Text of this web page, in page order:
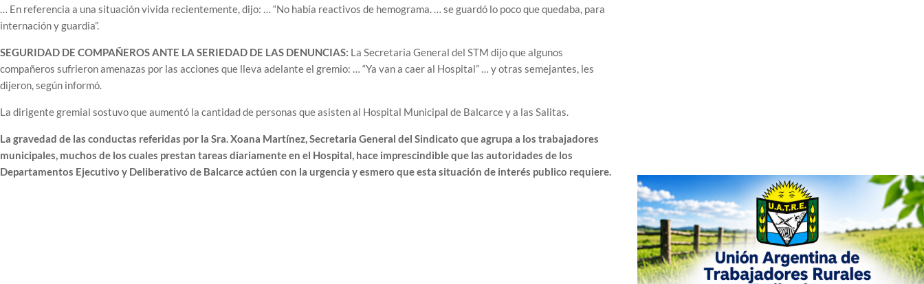
… En referencia a una situación vivida recientemente, dijo: … “No había reactivos de hemograma. … se guardó lo poco que quedaba, para
internación y guardia”.
SEGURIDAD DE COMPAÑEROS ANTE LA SERIEDAD DE LAS DENUNCIAS: La Secretaria General del STM dijo que algunos
compañeros sufrieron amenazas por las acciones que lleva adelante el gremio: … “Ya van a caer al Hospital” … y otras semejantes, les
dijeron, según informó.
La dirigente gremial sostuvo que aumentó la cantidad de personas que asisten al Hospital Municipal de Balcarce y a las Salitas.
La gravedad de las conductas referidas por la Sra. Xoana Martínez, Secretaria General del Sindicato que agrupa a los trabajadores
municipales, muchos de los cuales prestan tareas diariamente en el Hospital, hace imprescindible que las autoridades de los
Departamentos Ejecutivo y Deliberativo de Balcarce actúen con la urgencia y esmero que esta situación de interés publico requiere.